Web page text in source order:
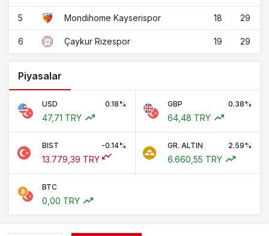
5 Mondihome Kayserispor 18 29
6 Çaykur Rizespor 19 29
Piyasalar
USD 0.18%
47,71 TRY
GBP 0.38%
64,48 TRY
BIST -0.14%
13.779,39 TRY
GR. ALTIN 2.59%
6.660,55 TRY
BTC
0,00 TRY